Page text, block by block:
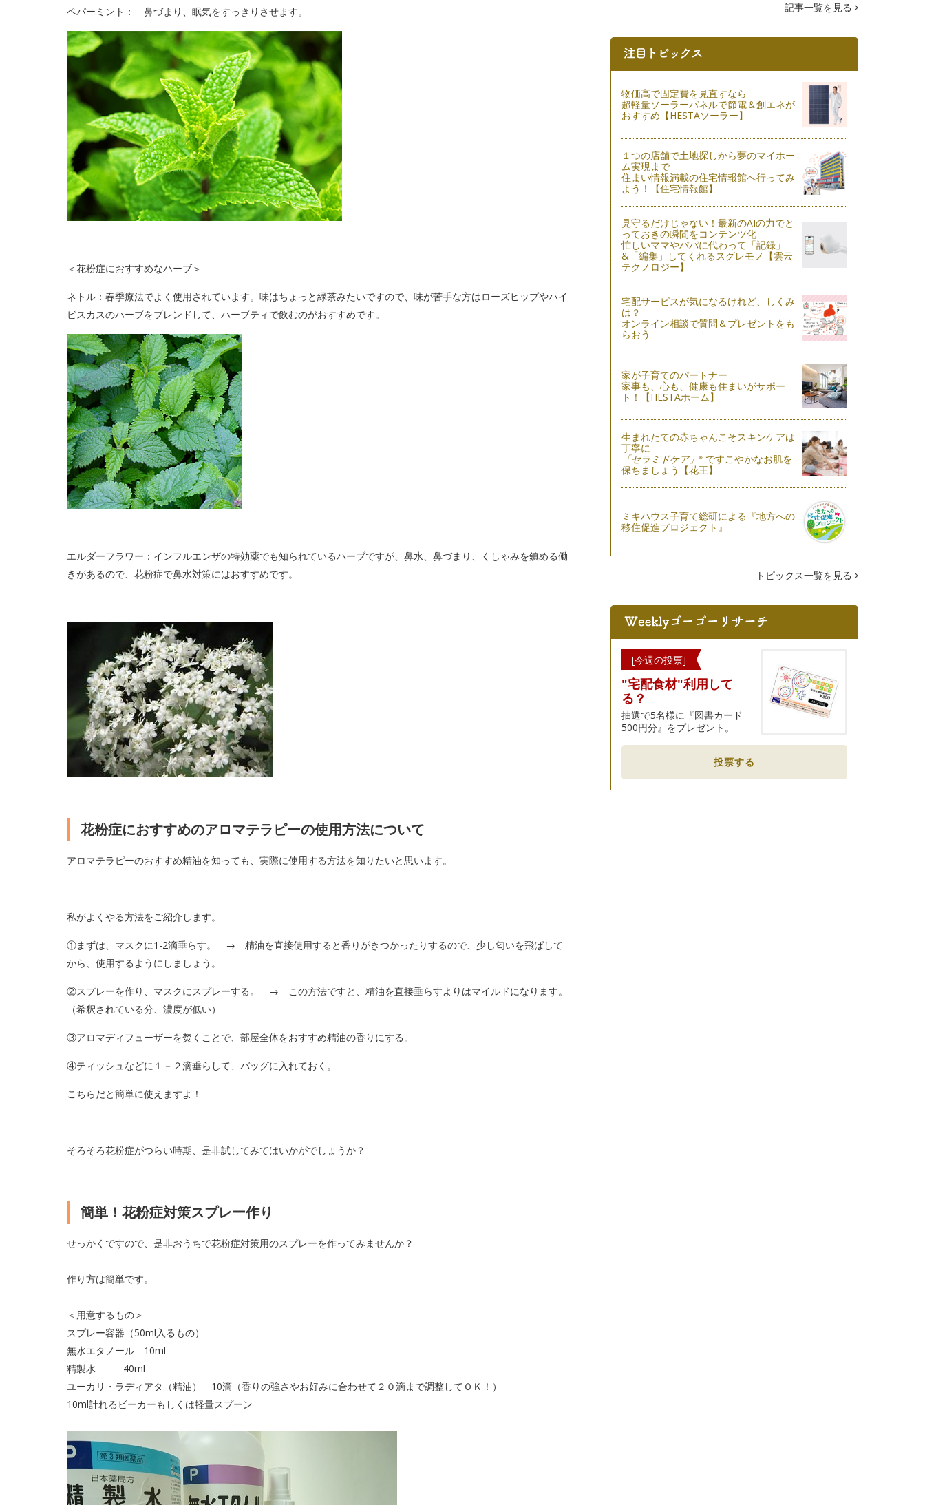
ペパーミント： 鼻づまり、眠気をすっきりさせます。
＜花粉症におすすめなハーブ＞
ネトル：春季療法でよく使用されています。味はちょっと緑茶みたいですので、味が苦手な方はローズヒップやハイ
ビスカスのハーブをブレンドして、ハーブティで飲むのがおすすめです。
エルダーフラワー：インフルエンザの特効薬でも知られているハーブですが、鼻水、鼻づまり、くしゃみを鎮める働
きがあるので、花粉症で鼻水対策にはおすすめです。
花粉症におすすめのアロマテラピーの使用方法について
アロマテラピーのおすすめ精油を知っても、実際に使用する方法を知りたいと思います。
私がよくやる方法をご紹介します。
①まずは、マスクに1-2滴垂らす。 → 精油を直接使用すると香りがきつかったりするので、少し匂いを飛ばして
から、使用するようにしましょう。
②スプレーを作り、マスクにスプレーする。 → この方法ですと、精油を直接垂らすよりはマイルドになります。
（希釈されている分、濃度が低い）
③アロマディフューザーを焚くことで、部屋全体をおすすめ精油の香りにする。
④ティッシュなどに１－２滴垂らして、バッグに入れておく。
こちらだと簡単に使えますよ！
そろそろ花粉症がつらい時期、是非試してみてはいかがでしょうか？
簡単！花粉症対策スプレー作り
せっかくですので、是非おうちで花粉症対策用のスプレーを作ってみませんか？
作り方は簡単です。
＜用意するもの＞
スプレー容器（50ml入るもの）
無水エタノール 10ml
精製水 40ml
ユーカリ・ラディアタ（精油） 10滴（香りの強さやお好みに合わせて２０滴まで調整してＯＫ！）
10ml計れるビーカーもしくは軽量スプーン
記事一覧を見る
物価高で固定費を見直すなら
超軽量ソーラーパネルで節電＆創エネが
おすすめ【HESTAソーラー】
１つの店舗で土地探しから夢のマイホー
ム実現まで
住まい情報満載の住宅情報館へ行ってみ
よう！【住宅情報館】
見守るだけじゃない！最新のAIの力でと
っておきの瞬間をコンテンツ化
忙しいママやパパに代わって「記録」
&「編集」してくれるスグレモノ【雲云
テクノロジー】
宅配サービスが気になるけれど、しくみ
は？
オンライン相談で質問＆プレゼントをも
らおう
家が子育てのパートナー
家事も、心も、健康も住まいがサポー
ト！【HESTAホーム】
生まれたての赤ちゃんこそスキンケアは
丁寧に
「セラミドケア」 ※ですこやかなお肌を
保ちましょう【花王】
ミキハウス子育て総研による『地方への
移住促進プロジェクト』
トピックス一覧を見る
[今週の投票]
"宅配食材"利用して
る？
抽選で5名様に『図書カード
500円分』をプレゼント。
投票する